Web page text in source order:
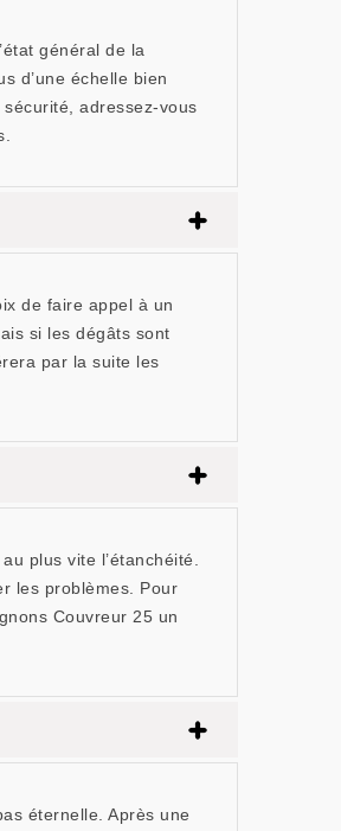
général de la
d’une échelle bien
adressez-vous
de faire appel à un
si les dégâts sont
par la suite les
plus vite l’étanchéité.
les problèmes. Pour
Couvreur 25 un
éternelle. Après une